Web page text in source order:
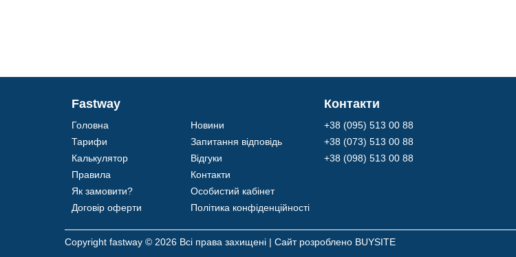
Fastway
Головна
Тарифи
Калькулятор
Правила
Як замовити?
Договір оферти
Новини
Запитання відповідь
Відгуки
Контакти
Особистий кабінет
Політика конфіденційності
Контакти
+38 (095) 513 00 88
+38 (073) 513 00 88
+38 (098) 513 00 88
Copyright fastway © 2026 Всі права захищені | Сайт розроблено BUYSITE